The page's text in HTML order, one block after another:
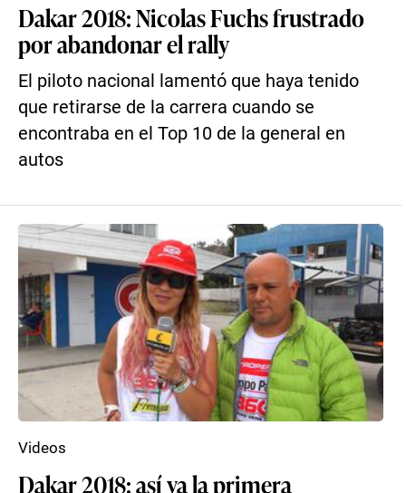
Dakar 2018: Nicolas Fuchs frustrado
por abandonar el rally
El piloto nacional lamentó que haya tenido
que retirarse de la carrera cuando se
encontraba en el Top 10 de la general en
autos
Dakar 2018: así va la primera
Videos